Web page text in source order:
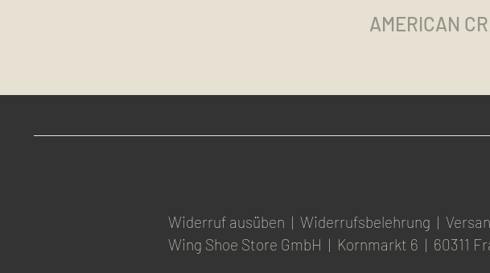
AMERICAN
Widerruf ausüben | Widerrufsbelehrung |
Wing Shoe Store GmbH | Kornmarkt 6 | 60311